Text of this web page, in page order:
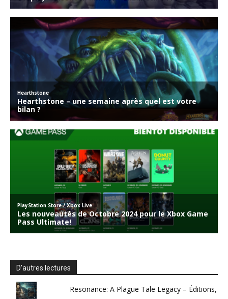
D’autres lectures
Resonance: A Plague Tale Legacy – Éditions,